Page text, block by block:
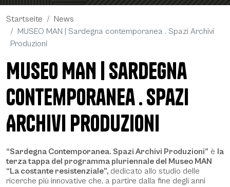
Museo MAN -
Startseite
News
MUSEO MAN | Sardegna contemporanea . Spazi Archivi
Produzioni
MUSEO MAN | Sardegna
contemporanea . Spazi
Archivi Produzioni
Beschreibung
“Sardegna Contemporanea. Spazi Archivi Produzioni” è la
terza tappa del programma pluriennale del Museo MAN
“La costante resistenziale”, dedicato allo studio delle
ricerche più innovative che, a partire dalla fine degli anni